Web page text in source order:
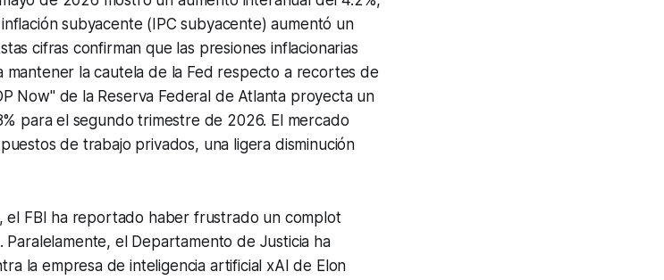
subyacente (IPC subyacente) aumentó un
cifras confirman que las presiones inflacionarias
mantener la cautela de la Fed respecto a recortes de
Now" de la Reserva Federal de Atlanta proyecta un
para el segundo trimestre de 2026. El mercado
de trabajo privados, una ligera disminución
el FBI ha reportado haber frustrado un complot
Paralelamente, el Departamento de Justicia ha
la empresa de inteligencia artificial xAI de Elon